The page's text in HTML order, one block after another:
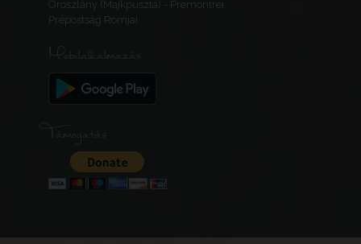
Oroszlány (Majkpuszta) - Premontrei
Prépostság Romjai
Mobilalkalmazás
Támogatás